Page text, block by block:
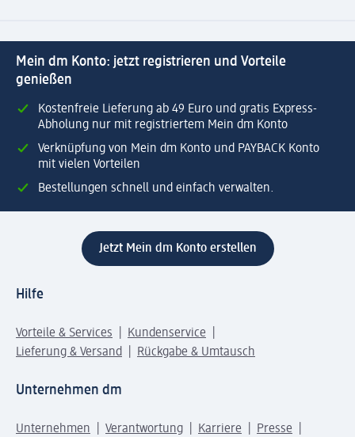
Mein dm Konto: jetzt registrieren und Vorteile
genießen
Kostenfreie Lieferung ab 49 Euro und gratis Express-
Abholung nur mit registriertem Mein dm Konto
Verknüpfung von Mein dm Konto und PAYBACK Konto
mit vielen Vorteilen
Bestellungen schnell und einfach verwalten.
Jetzt Mein dm Konto erstellen
Hilfe
Vorteile & Services
Kundenservice
Lieferung & Versand
Rückgabe & Umtausch
Unternehmen dm
Unternehmen Verantwortung Karriere
Presse